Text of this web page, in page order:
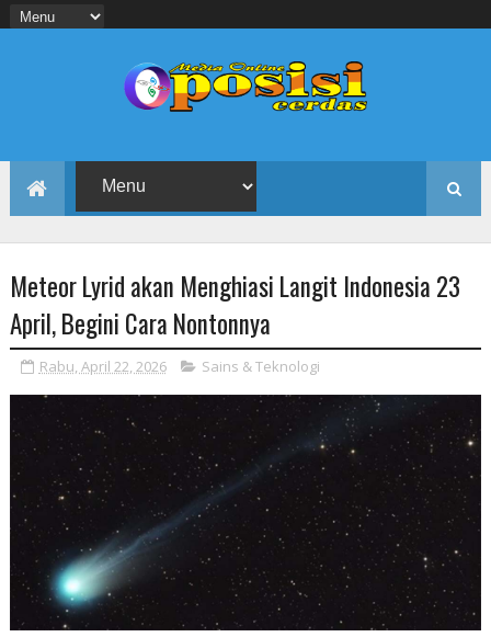
Meteor Lyrid akan Menghiasi Langit Indonesia 23
April, Begini Cara Nontonnya
Rabu, April 22, 2026 Sains & Teknologi